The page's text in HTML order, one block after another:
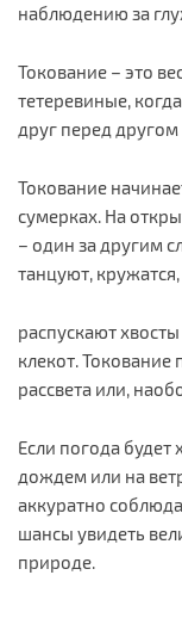
наблюдению за
Токование – это
тетеревиные,
друг перед
Токование
сумерках. На
– один за другим
танцуют, кружатся,
распускают
клекот. Токование
рассвета или,
Если погода
дождем или на
аккуратно
шансы увидеть
природе.